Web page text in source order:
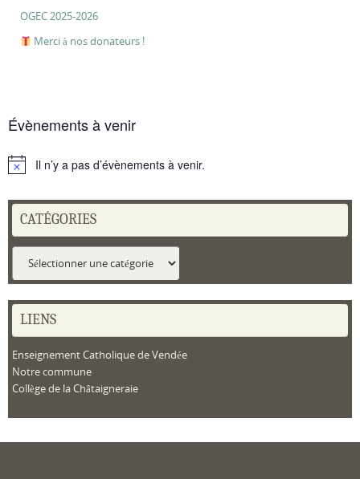
OGEC 2025-2026
Merci à nos donateurs !
Évènements à venir
NoticeIl n’y a pas d’évènements à venir.
CATÉGORIES
LIENS
Enseignement Catholique de Vendée
Notre commune
Collège de la Châtaigneraie